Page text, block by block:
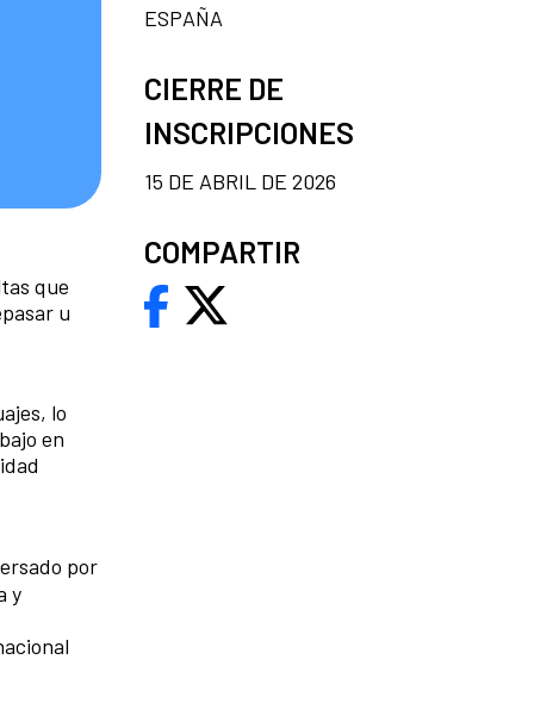
que
u
lo
en
por
y
ESPAÑA
CIERRE DE
INSCRIPCIONES
15 DE ABRIL DE 2026
COMPARTIR